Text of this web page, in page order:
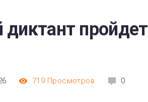
пройдет
719 Просмотров 0